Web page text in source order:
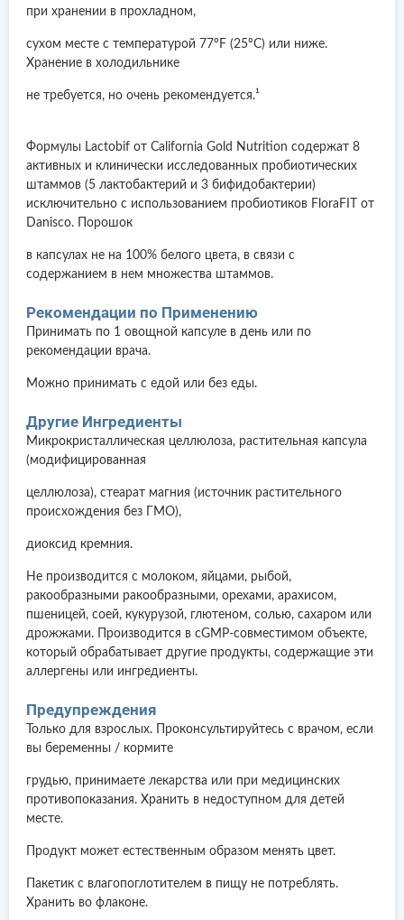
при хранении в прохладном,
сухом месте с температурой 77ºF (25ºC) или ниже.
Хранение в холодильнике
не требуется, но очень рекомендуется.¹
Формулы Lactobif от California Gold Nutrition содержат 8
активных и клинически исследованных пробиотических
штаммов (5 лактобактерий и 3 бифидобактерии)
исключительно с использованием пробиотиков FloraFIT от
Danisco. Порошок
в капсулах не на 100% белого цвета, в связи с
содержанием в нем множества штаммов.
Рекомендации по Применению
Принимать по 1 овощной капсуле в день или по
рекомендации врача.
Можно принимать с едой или без еды.
Другие Ингредиенты
Микрокристаллическая целлюлоза, растительная капсула
(модифицированная
целлюлоза), стеарат магния (источник растительного
происхождения без ГМО),
диоксид кремния.
Не производится с молоком, яйцами, рыбой,
ракообразными ракообразными, орехами, арахисом,
пшеницей, соей, кукурузой, глютеном, солью, сахаром или
дрожжами. Производится в cGMP-совместимом объекте,
который обрабатывает другие продукты, содержащие эти
аллергены или ингредиенты.
Предупреждения
Только для взрослых. Проконсультируйтесь с врачом, если
вы беременны / кормите
грудью, принимаете лекарства или при медицинских
противопоказания. Хранить в недоступном для детей
месте.
Продукт может естественным образом менять цвет.
Пакетик с влагопоглотителем в пищу не потреблять.
Хранить во флаконе.